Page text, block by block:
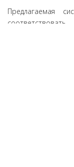
Предлагаемая